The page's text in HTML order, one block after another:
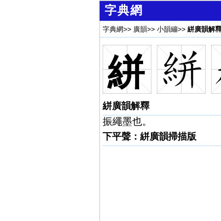
字典網
字典網>> 廣韻>> 小韻繃>> 絣廣韻解
絣
絣廣韻解釋
振繩墨也。
下平聲：絣廣韻掃描版